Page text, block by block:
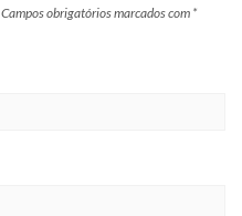
Campos obrigatórios marcados com *